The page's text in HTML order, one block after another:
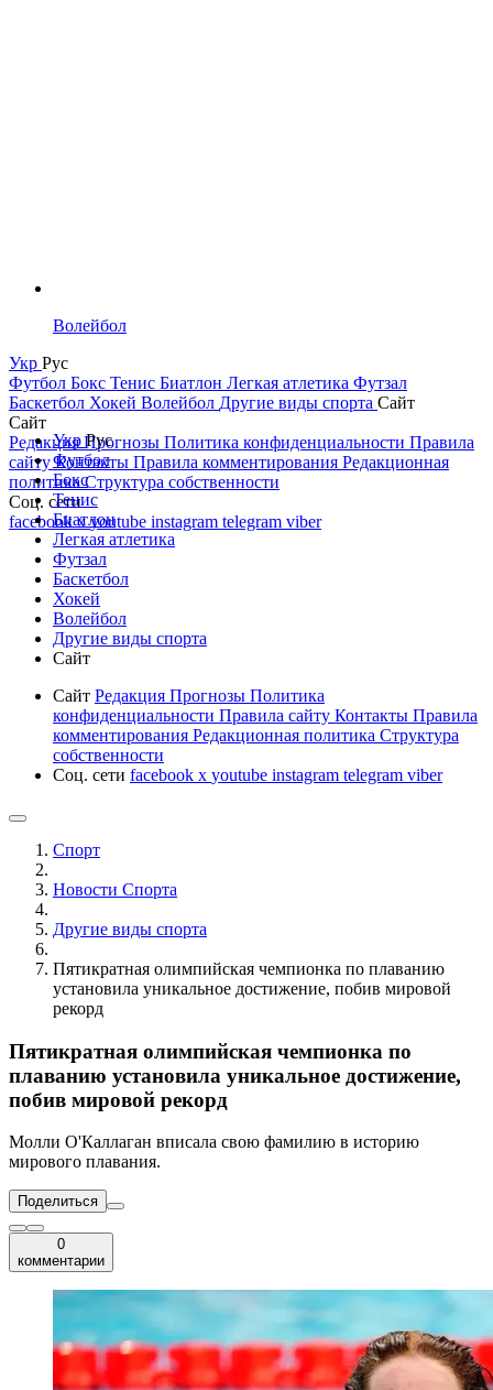
Волейбол
Укр Рус
Футбол Бокс Тенис Биатлон Легкая атлетика Футзал
Баскетбол Хокей Волейбол Другие виды спорта Сайт
Сайт
РедакцияПрогнозы Политика конфиденциальности Правила
сайтуКонтакты Правила комментирования Редакционная
политикаСтруктура собственности
Соц. сети
facebookxyoutube instagram telegram viber
УкрРус
Футбол
Бокс
Тенис
Биатлон
Легкая атлетика
Футзал
Баскетбол
Хокей
Волейбол
Другие виды спорта
Сайт
Сайт Редакция Прогнозы Политика
конфиденциальности Правила сайту Контакты Правила
комментирования Редакционная политика Структура
собственности
Соц. сети facebook x youtube instagram telegram viber
Спорт
Новости Cпорта
Другие виды спорта
Пятикратная олимпийская чемпионка по плаванию
установила уникальное достижение, побив мировой
рекорд
Пятикратная олимпийская чемпионка по
плаванию установила уникальное достижение,
побив мировой рекорд
Молли О'Каллаган вписала свою фамилию в историю
мирового плавания.
Поделиться
0
комментарии